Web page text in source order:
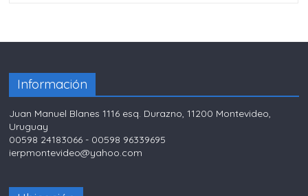
Información
Juan Manuel Blanes 1116 esq. Durazno, 11200 Montevideo,
Uruguay
00598 24183066 - 00598 96339695
ierpmontevideo@yahoo.com